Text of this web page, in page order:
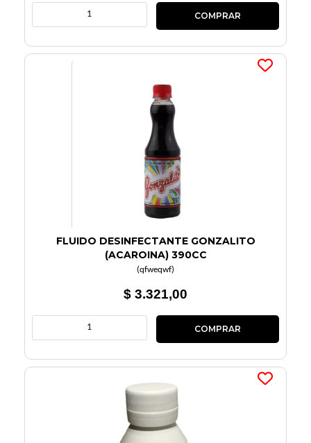
FLUIDO DESINFECTANTE GONZALITO
(ACAROINA) 390CC
(qfweqwf)
$ 3.321,00